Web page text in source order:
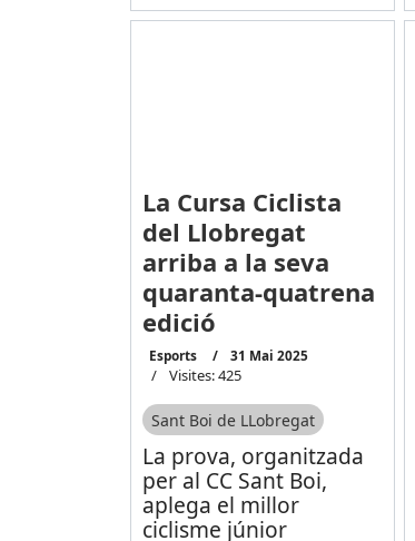
La Cursa Ciclista
del Llobregat
arriba a la seva
quaranta-quatrena
edició
Esports 31 Mai 2025
Visites: 425
Sant Boi de LLobregat
La prova, organitzada
per al CC Sant Boi,
aplega el millor
ciclisme júnior